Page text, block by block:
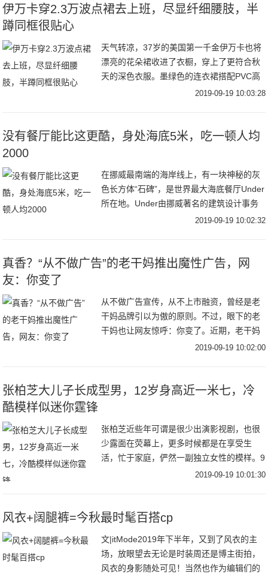
伊万卡穿2.3万波点裙去上班，尽显纤细腰肢，半
蹲同框很贴心
天气转凉，37岁的美国第一千金伊万卡也将
漂亮的花朵裙收进了衣橱，穿上了更符合秋
天的深色衣服。墨绿色的连衣裙搭配PVC高
跟鞋，受到了时尚评论的交口称赞，而裙摆
2019-09-19 10:03:28
没有餐厅能比这更酷，身处海底5米，吃一顿人均
2000
在挪威最南端的海岸线上，有一块神秘的灰
色长方体“石碑”，是世界最大海底餐厅Under
所在地。Under由挪威著名的建筑设计事务
所Snøhetta 操刀设计。建筑内底部还有一整
2019-09-19 10:02:32
真香？“从不做广告”的老干妈推出魔性广告，网
友：你变了
从不做广告宣传，从不上市融资，曾经是老
干妈品牌引以为傲的原则。不过，眼下的老
干妈也让网友惊呼：你变了。近期，老干妈
凭借一则魔性十足的广告走红网络。不仅如
2019-09-19 10:02:00
张柏芝大儿子长成型男，12岁身高近一米七，冷
酷模样似迷你霆锋
张柏芝近些年可谓是很少出演影视剧，也很
少露面在荧幕上，更多时候都是在享受生
活，忙于家庭，俨然一副独立女性的模样。9
月18日，张柏芝在社交平台分享了自己出海
2019-09-19 10:01:30
风衣+阔腿裤=今秋最时髦百搭cp
文|itMode2019年下半年，又到了风衣的主
场，放眼望去无论是时装周还是博主街拍，
风衣的身影随处可见！当然也作为编辑们的